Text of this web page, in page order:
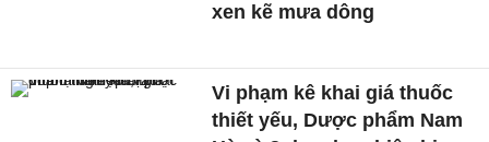
xen kẽ mưa dông
Vi phạm kê khai giá thuốc
thiết yếu, Dược phẩm Nam